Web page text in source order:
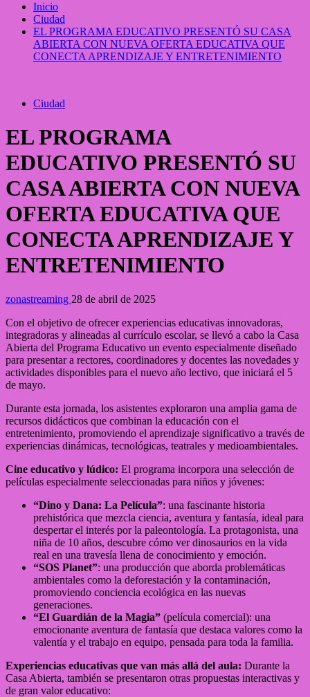
Inicio
Ciudad
EL PROGRAMA EDUCATIVO PRESENTÓ SU CASA
ABIERTA CON NUEVA OFERTA EDUCATIVA QUE
CONECTA APRENDIZAJE Y ENTRETENIMIENTO
Ciudad
EL PROGRAMA
EDUCATIVO PRESENTÓ SU
CASA ABIERTA CON NUEVA
OFERTA EDUCATIVA QUE
CONECTA APRENDIZAJE Y
ENTRETENIMIENTO
zonastreaming 28 de abril de 2025
Con el objetivo de ofrecer experiencias educativas innovadoras,
integradoras y alineadas al currículo escolar, se llevó a cabo la Casa
Abierta del Programa Educativo un evento especialmente diseñado
para presentar a rectores, coordinadores y docentes las novedades y
actividades disponibles para el nuevo año lectivo, que iniciará el 5
de mayo.
Durante esta jornada, los asistentes exploraron una amplia gama de
recursos didácticos que combinan la educación con el
entretenimiento, promoviendo el aprendizaje significativo a través de
experiencias dinámicas, tecnológicas, teatrales y medioambientales.
Cine educativo y lúdico: El programa incorpora una selección de
películas especialmente seleccionadas para niños y jóvenes:
“Dino y Dana: La Película”: una fascinante historia
prehistórica que mezcla ciencia, aventura y fantasía, ideal para
despertar el interés por la paleontología. La protagonista, una
niña de 10 años, descubre cómo ver dinosaurios en la vida
real en una travesía llena de conocimiento y emoción.
“SOS Planet”: una producción que aborda problemáticas
ambientales como la deforestación y la contaminación,
promoviendo conciencia ecológica en las nuevas
generaciones.
“El Guardián de la Magia” (película comercial): una
emocionante aventura de fantasía que destaca valores como la
valentía y el trabajo en equipo, pensada para toda la familia.
Experiencias educativas que van más allá del aula: Durante la
Casa Abierta, también se presentaron otras propuestas interactivas y
de gran valor educativo: